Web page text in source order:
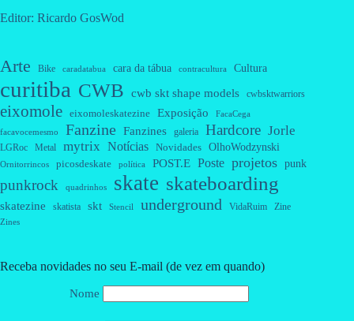
Editor: Ricardo GosWod
Arte Bike caradatabua cara da tábua contracultura Cultura
curitiba CWB cwb skt shape models cwbsktwarriors
eixomole eixomoleskatezine Exposição FacaCega
facavocemesmo Fanzine Fanzines galeria Hardcore Jorle
LGRoc Metal mytrix Notícias Novidades OlhoWodzynski
Ornitorrincos picosdeskate política POST.E Poste projetos punk
punkrock quadrinhos skate skateboarding
skatezine skatista skt Stencil underground VidaRuim Zine
Zines
Receba novidades no seu E-mail (de vez em quando)
Nome